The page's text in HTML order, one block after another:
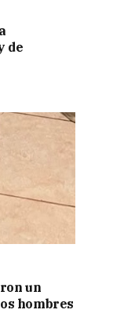
de
un
hombres